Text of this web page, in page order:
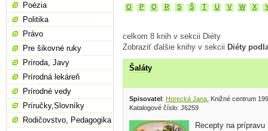
O
P Q R S Š T U V W X
celkom 8 knih v sekcii Diéty
Zobraziť ďalšie knihy v sekcii Diéty
Šaláty
Spisovatel: Horecká Jana , Knižné centrum
Katalogové číslo: J6259
Recepty na prípravu
Poézia
Politika
Právo
Pre šikovné ruky
Príroda, Javy
Prírodná lekáreň
Prírodné vedy
Príručky,Slovníky
Rodičovstvo, Pedagogika